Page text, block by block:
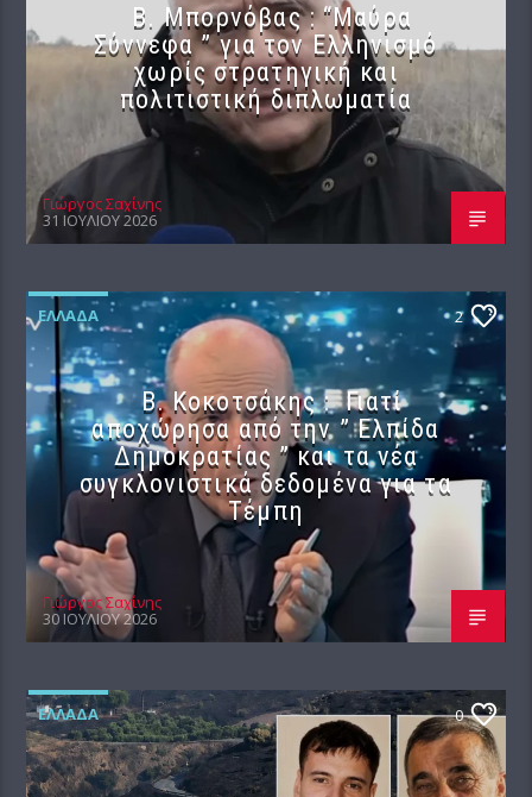
B. Μπορνόβας : “Μαύρα
Σύννεφα ” για τον Ελληνισμό
χωρίς στρατηγική και
πολιτιστική διπλωματία
Γιώργος Σαχίνης
31 ΙΟΥΛΊΟΥ 2026
ΕΛΛΆΔΑ 2
Β. Κοκοτσάκης : Γιατί
αποχώρησα από την ” Ελπίδα
Δημοκρατίας ” και τα νέα
συγκλονιστικά δεδομένα για τα
Τέμπη
Γιώργος Σαχίνης
30 ΙΟΥΛΊΟΥ 2026
ΕΛΛΆΔΑ 0